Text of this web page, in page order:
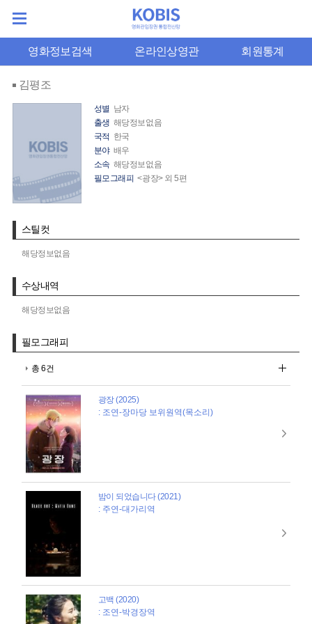
영화정보검색 온라인상영관 회원통계
김평조
성별 남자
출생 해당정보없음
국적 한국
분야 배우
소속 해당정보없음
필모그래피 <광장> 외 5편
스틸컷
해당정보없음
수상내역
해당정보없음
필모그래피
총 6건
광장 (2025)
: 조연-장마당 보위원역(목소리)
밤이 되었습니다 (2021)
: 주연-대가리역
고백 (2020)
: 조연-박경장역